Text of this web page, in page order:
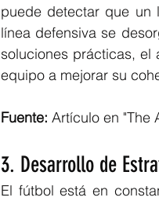
puede detectar que un
línea defensiva se
soluciones prácticas, el
equipo a mejorar su
Fuente: Artículo en "The
3. Desarrollo de
El fútbol está en